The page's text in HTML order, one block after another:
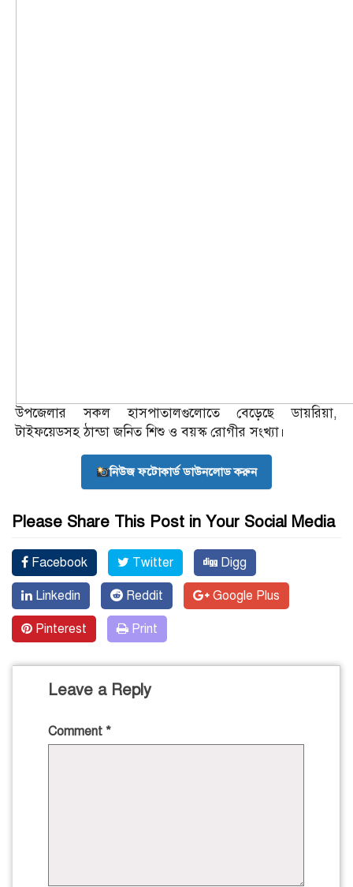
উপজেলার সকল হাসপাতালগুলোতে বেড়েছে ডায়রিয়া,
টাইফয়েডসহ ঠান্ডা জনিত শিশু ও বয়স্ক রোগীর সংখ্যা।
নিউজ ফটোকার্ড ডাউনলোড করুন
Please Share This Post in Your Social Media
Facebook Twitter Digg
Linkedin Reddit Google Plus
Pinterest Print
Leave a Reply
Comment *